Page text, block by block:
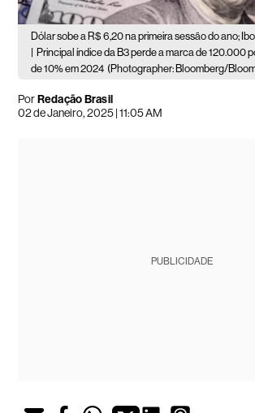
Dólar sobe a R$ 6,20 na primeira sessão do ano;
Principal índice da B3 perde a marca de 120.000
de 10% em 2024 (Photographer: Bloomberg/
PorRedação Brasil
02 de Janeiro, 2025 | 11:05 AM
PUBLICIDADE